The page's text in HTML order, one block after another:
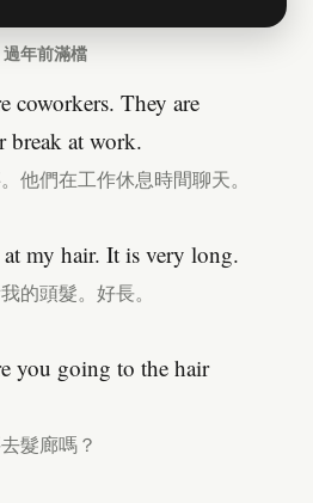
過年前滿檔
coworkers. They are
at work.
他們在工作休息時間聊天。
my hair. It is very long.
的頭髮。好長。
you going to the hair
髮廊嗎？